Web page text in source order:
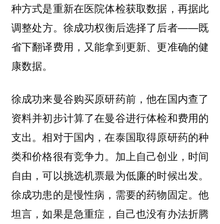
种方式是重新在医院体检获取数据，再据此
调整处方。徐成功权衡后选择了后者——既
省下翻译费用，又能拿到更新、更准确的健
康数据。
徐成功来曼谷购买原研药前，他在国内查了
资料并初步计算了在曼谷进行体检和费用的
支出。相对于国内，在泰国取得原研药的种
类和价格很有竞争力。加上自己创业，时间
自由，可以挑选机票最为低廉的时候出发。
徐成功患的是慢性病，需要的药物固定。他
坦言，如果是急重症，自己也没有办法折腾